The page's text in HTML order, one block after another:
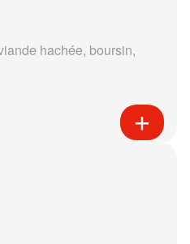
hachée, boursin,